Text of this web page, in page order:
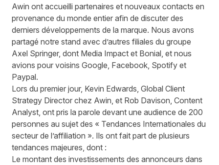
Awin ont accueilli partenaires et nouveaux contacts en
provenance du monde entier afin de discuter des
derniers développements de la marque. Nous avons
partagé notre stand avec d’autres filiales du groupe
Axel Springer, dont Media Impact et Bonial , et nous
avions pour voisins Google, Facebook, Spotify et
Paypal.
Lors du premier jour, Kevin Edwards, Global Client
Strategy Director chez Awin, et Rob Davison, Content
Analyst, ont pris la parole devant une audience de 200
personnes au sujet des « Tendances Internationales du
secteur de l’affiliation ». Ils ont fait part de plusieurs
tendances majeures, dont :
Le montant des investissements des annonceurs dans